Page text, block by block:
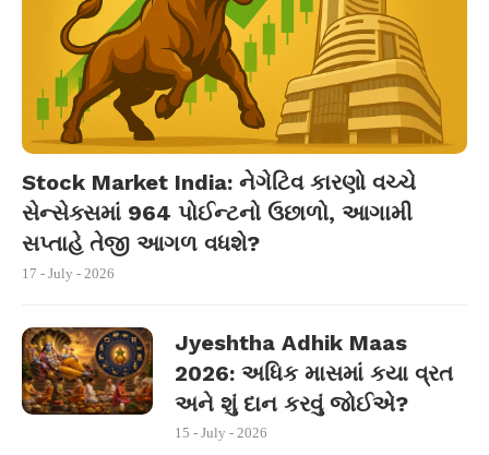
Stock Market India: નેગેટિવ કારણો વચ્ચે
સેન્સેક્સમાં 964 પોઈન્ટનો ઉછાળો, આગામી
સપ્તાહે તેજી આગળ વધશે?
17 - July - 2026
Jyeshtha Adhik Maas
2026: અધિક માસમાં કયા વ્રત
અને શું દાન કરવું જોઈએ?
15 - July - 2026